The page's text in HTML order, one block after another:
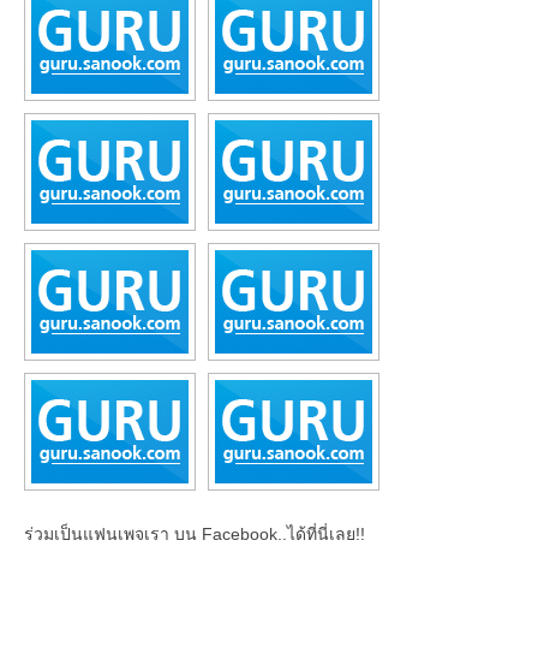
ร่วมเป็นแฟนเพจเรา บน Facebook..ได้ที่นี่เลย!!